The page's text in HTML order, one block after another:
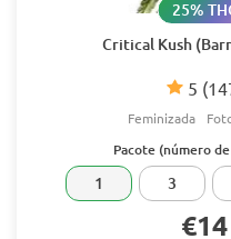
Critical Kush
5
25%
Feminizada
Pacote (número
1 3
€14